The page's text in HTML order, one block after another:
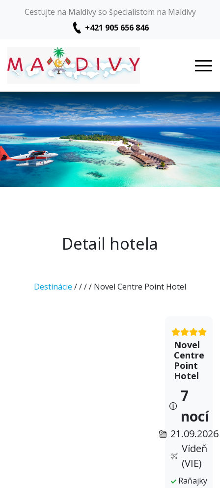
Cestujte na Maldivy so špecialistom na Maldivy
+421 905 656 846
Detail hotela
Destinácie //// Novel Centre Point Hotel
Novel
Centre
Point
Hotel
7
nocí
21.09.2026
Vídeň
(VIE)
Raňajky